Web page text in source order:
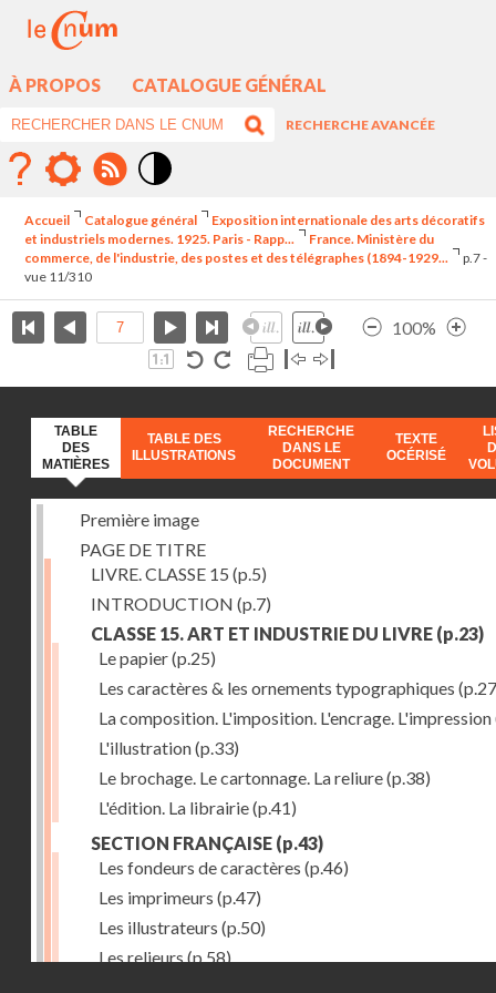
À PROPOS CATALOGUE GÉNÉRAL
RECHERCHE AVANCÉE
élévé
Accueil Catalogue général
Exposition internationale des arts décoratifs
et industriels modernes. 1925. Paris - Rapp...
France. Ministère du
commerce, de l'industrie, des postes et des télégraphes (1894-1929...
p.7 -
vue 11/310
100%
TABLE
DES
MATIÈRES
TABLE DES
ILLUSTRATIONS
RECHERCHE
DANS LE
DOCUMENT
TEXTE
OCÉRISÉ
Première image
PAGE DE TITRE
LIVRE. CLASSE 15 (p.5)
INTRODUCTION (p.7)
CLASSE 15. ART ET INDUSTRIE DU LIVRE (p.23)
Le papier(p.25)
Les caractères & les ornements typographiques
La composition. L'imposition. L'encrage. L'impression
L'illustration(p.33)
Le brochage. Le cartonnage. La reliure(p.38)
L'édition. La librairie(p.41)
SECTION FRANÇAISE (p.43)
Les fondeurs de caractères (p.46)
Les imprimeurs (p.47)
Les illustrateurs (p.50)
Les relieurs (p.58)